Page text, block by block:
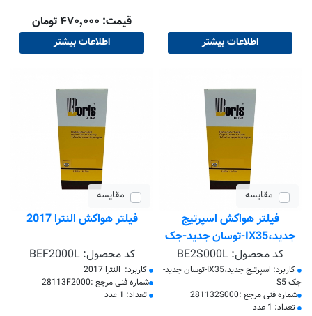
اطلاعات بیشتر
قیمت: ۴۷۰٬۰۰۰ تومان
اطلاعات بیشتر
مقایسه
فیلتر هواکش اسپرتیج
جدید،IX35-توسان جدید-جک
S5کد محصول: BE2S000L
کاربرد: اسپرتیج جدید،IX35-توسان جدید-
جک S5
​شماره فنی مرجع :281132S000
تعداد: 1 عدد
مقایسه
فیلتر هواکش النترا 2017
کد محصول:BEF2000L
کاربرد: النترا 2017
​شماره فنی مرجع :28113F2000
تعداد: 1 عدد